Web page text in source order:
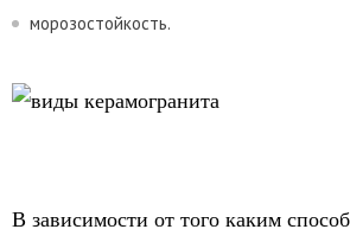
морозостойкость.
В зависимости от того каким